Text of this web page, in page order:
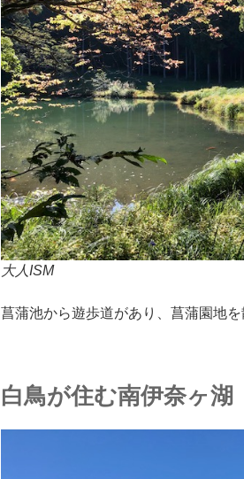
大人ISM
菖蒲池から遊歩道があり、菖蒲園地を
白鳥が住む南伊奈ヶ湖